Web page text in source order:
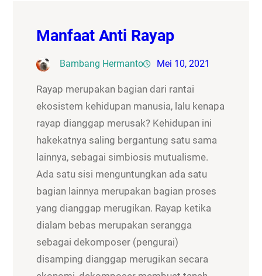
Manfaat Anti Rayap
Bambang Hermanto Mei 10, 2021
Rayap merupakan bagian dari rantai
ekosistem kehidupan manusia, lalu kenapa
rayap dianggap merusak? Kehidupan ini
hakekatnya saling bergantung satu sama
lainnya, sebagai simbiosis mutualisme.
Ada satu sisi menguntungkan ada satu
bagian lainnya merupakan bagian proses
yang dianggap merugikan. Rayap ketika
dialam bebas merupakan serangga
sebagai dekomposer (pengurai)
disamping dianggap merugikan secara